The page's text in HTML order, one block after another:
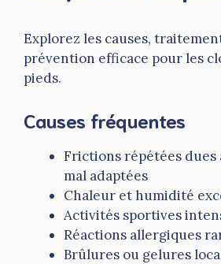
Explorez les causes,
prévention efficace pour les
pieds.
Causes fréquentes
Frictions répétées dues
mal adaptées
Chaleur et humidité
Activités sportives
Réactions allergiques
Brûlures ou gelures